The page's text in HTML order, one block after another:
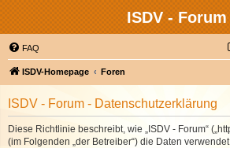
ISDV - Forum
FAQ
ISDV-Homepage Foren
ISDV - Forum - Datenschutzerklärung
Diese Richtlinie beschreibt, wie „ISDV - Forum“
(im Folgenden „der Betreiber“) die Daten